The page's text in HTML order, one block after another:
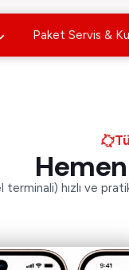
Paket Servis &
terminali) hızlı ve